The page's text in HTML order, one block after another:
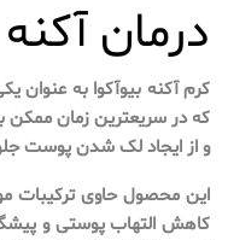
درمان
کرم آکنه بیوآکوا به
که در سریعترین زمان
و از ایجاد لک شدن پوست
کاهش التهاب پوستی و